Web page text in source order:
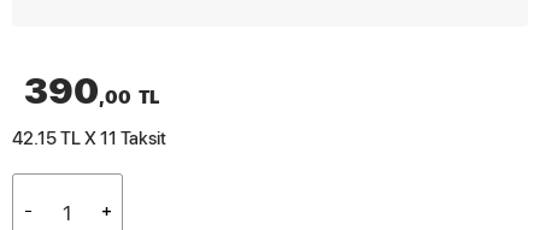
390,00 TL
42.15 TL X 11 Taksit